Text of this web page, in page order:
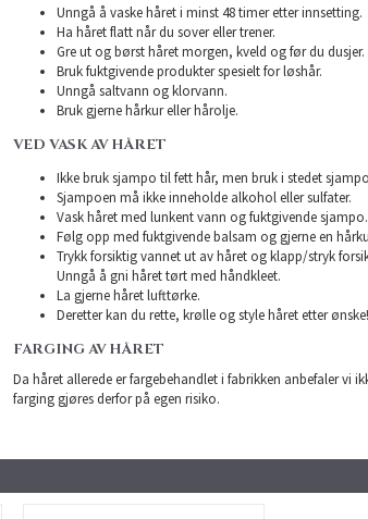
Unngå å vaske håret i minst 48 timer etter innsetting.
Ha håret flatt når du sover eller trener.
Gre ut og børst håret morgen, kveld og før du dusjer.
Bruk fuktgivende produkter spesielt for løshår.
Unngå saltvann og klorvann.
Bruk gjerne hårkur eller hårolje.
VED VASK AV HÅRET
Ikke bruk sjampo til fett hår, men bruk i stedet
Sjampoen må ikke inneholde alkohol eller sulfater.
Vask håret med lunkent vann og fuktgivende
Følg opp med fuktgivende balsam og gjerne en
Trykk forsiktig vannet ut av håret og klapp/stryk
Unngå å gni håret tørt med håndkleet.
La gjerne håret lufttørke.
Deretter kan du rette, krølle og style håret etter
FARGING AV HÅRET
Da håret allerede er fargebehandlet i fabrikken anbefaler vi
farging gjøres derfor på egen risiko.